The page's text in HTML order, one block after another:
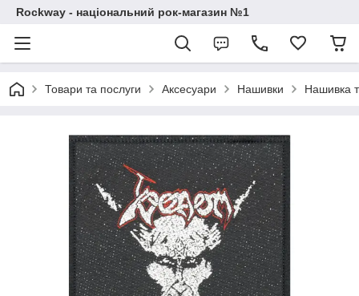
Rockway - національний рок-магазин №1
Товари та послуги Аксесуари Нашивки Нашивка